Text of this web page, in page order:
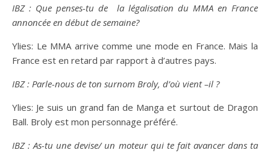
IBZ : Que penses-tu de la légalisation du MMA en France
annoncée en début de semaine?
Ylies: Le MMA arrive comme une mode en France. Mais la
France est en retard par rapport à d’autres pays.
IBZ : Parle-nous de ton surnom Broly, d’où vient –il ?
Ylies: Je suis un grand fan de Manga et surtout de Dragon
Ball. Broly est mon personnage préféré.
IBZ : As-tu une devise/ un moteur qui te fait avancer dans ta